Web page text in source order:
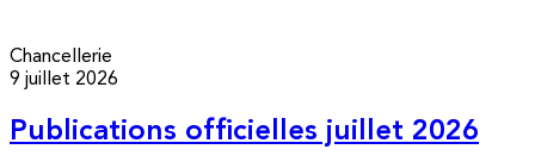
Chancellerie
9 juillet 2026
Publications officielles juillet 2026